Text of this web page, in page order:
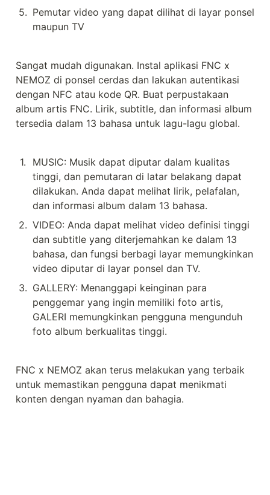
5. Pemutar video yang dapat dilihat di layar ponsel
maupun TV
Sangat mudah digunakan. Instal aplikasi FNC x
NEMOZ di ponsel cerdas dan lakukan autentikasi
dengan NFC atau kode QR. Buat perpustakaan
album artis FNC. Lirik, subtitle, dan informasi album
tersedia dalam 13 bahasa untuk lagu-lagu global.
1.
MUSIC: Musik dapat diputar dalam kualitas
tinggi, dan pemutaran di latar belakang dapat
dilakukan. Anda dapat melihat lirik, pelafalan,
dan informasi album dalam 13 bahasa.
2. VIDEO: Anda dapat melihat video definisi tinggi
dan subtitle yang diterjemahkan ke dalam 13
bahasa, dan fungsi berbagi layar memungkinkan
video diputar di layar ponsel dan TV.
3. GALLERY: Menanggapi keinginan para
penggemar yang ingin memiliki foto artis,
GALERI memungkinkan pengguna mengunduh
foto album berkualitas tinggi.
FNC x NEMOZ akan terus melakukan yang terbaik
untuk memastikan pengguna dapat menikmati
konten dengan nyaman dan bahagia.